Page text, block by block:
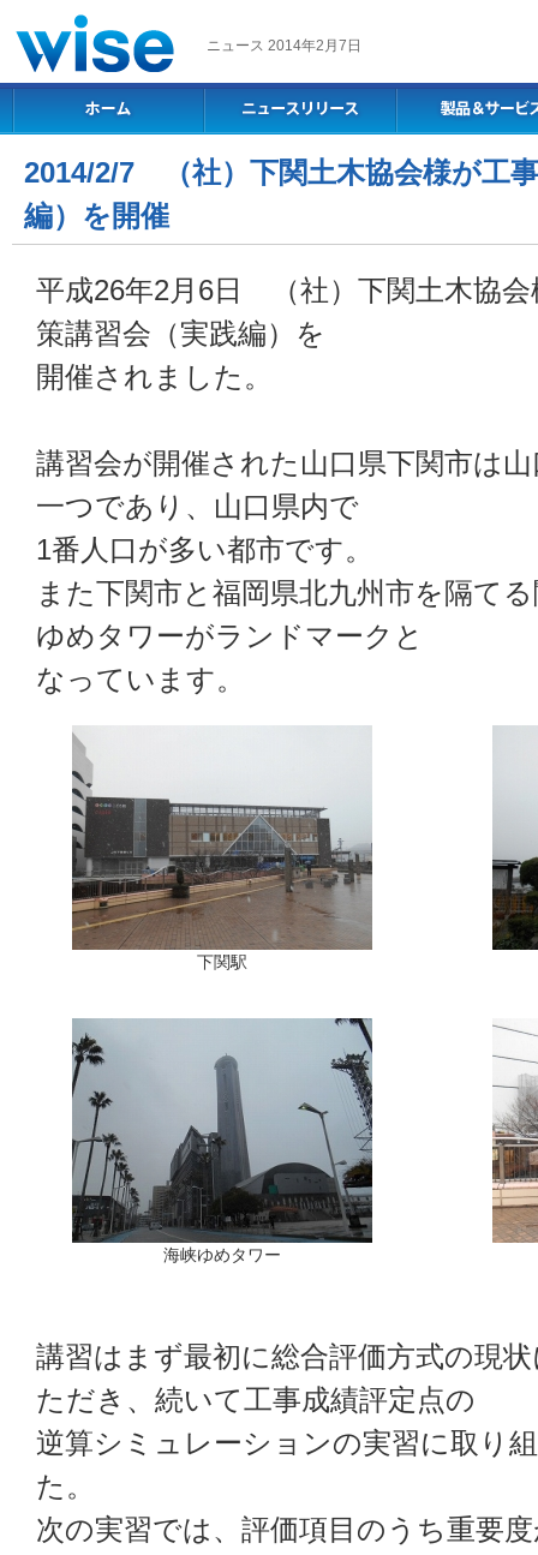
ニュース 2014年2月7日
2014/2/7 （社）下関土木協会様が工
編）を開催
平成26年2月6日 （社）下関土木協会
策講習会（実践編）を
開催されました。
講習会が開催された山口県下関市は
一つであり、山口県内で
1番人口が多い都市です。
また下関市と福岡県北九州市を隔て
ゆめタワーがランドマークと
なっています。
下関駅
海峡ゆめタワー
講習はまず最初に総合評価方式の現
ただき、続いて工事成績評定点の
逆算シミュレーションの実習に取り
た。
次の実習では、評価項目のうち重要